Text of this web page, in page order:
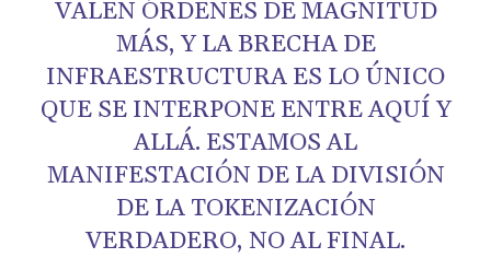
VALEN ÓRDENES DE MAGNITUD
MÁS, Y LA BRECHA DE
INFRAESTRUCTURA ES LO ÚNICO
QUE SE INTERPONE ENTRE AQUÍ Y
ALLÁ. ESTAMOS AL
MANIFESTACIÓN DE LA DIVISIÓN
DE LA TOKENIZACIÓN
VERDADERO, NO AL FINAL.